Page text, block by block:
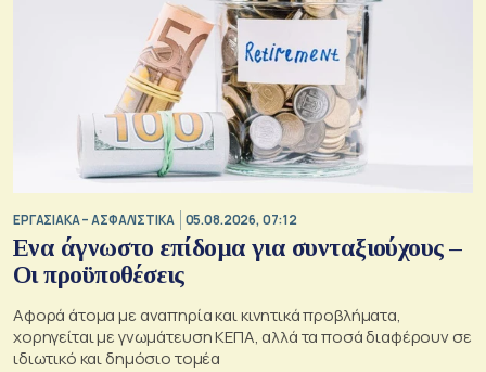
ΕΡΓΑΣΙΑΚΑ – ΑΣΦΑΛΙΣΤΙΚΑ 05.08.2026, 07:12
Ενα άγνωστο επίδομα για συνταξιούχους –
Οι προϋποθέσεις
Αφορά άτομα με αναπηρία και κινητικά προβλήματα,
χορηγείται με γνωμάτευση ΚΕΠΑ, αλλά τα ποσά διαφέρουν σε
ιδιωτικό και δημόσιο τομέα